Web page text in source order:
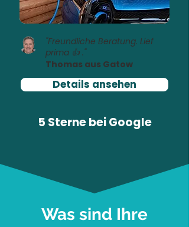
"Freundliche Beratung. Lief
prima 👍 ."
Thomas aus Gatow
Details ansehen
5 Sterne beiGoogle
Was sind Ihre